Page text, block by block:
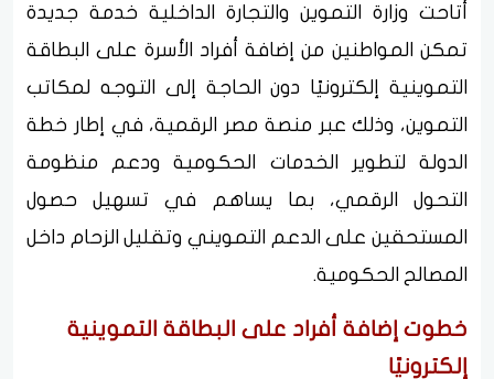
أتاحت وزارة التموين والتجارة الداخلية خدمة جديدة
تمكن المواطنين من إضافة أفراد الأسرة على البطاقة
التموينية إلكترونيًا دون الحاجة إلى التوجه لمكاتب
التموين، وذلك عبر منصة مصر الرقمية، في إطار خطة
الدولة لتطوير الخدمات الحكومية ودعم منظومة
التحول الرقمي، بما يساهم في تسهيل حصول
المستحقين على الدعم التمويني وتقليل الزحام داخل
المصالح الحكومية.
خطوت إضافة أفراد على البطاقة التموينية
إلكترونيًا